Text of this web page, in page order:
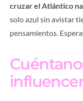
cruzar el Atlántico
solo azul sin avistar
pensamientos.